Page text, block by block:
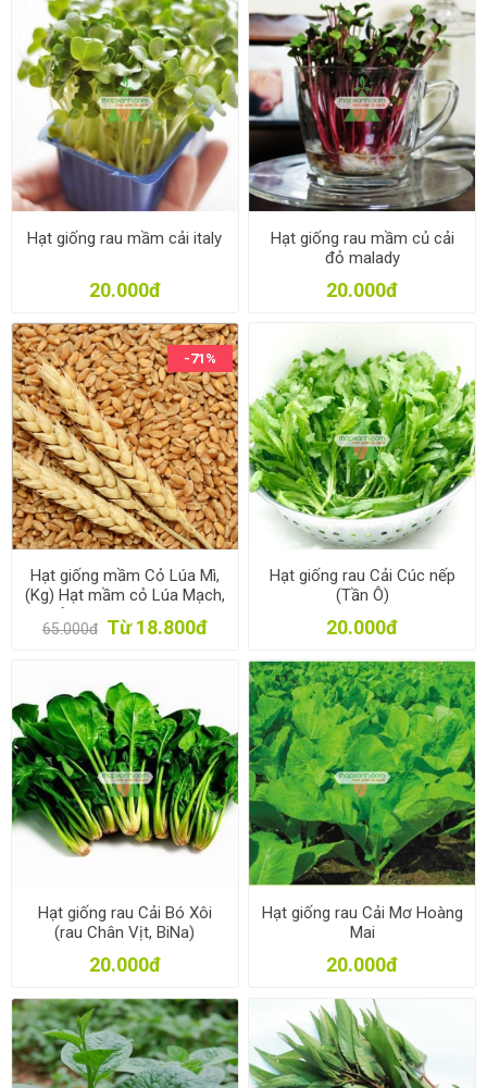
Hạt giống rau mầm cải italy
20.000đ
Hạt giống rau mầm củ cải
đỏ malady
20.000đ
-71%
Hạt giống mầm Cỏ Lúa Mì,
(Kg) Hạt mầm cỏ Lúa Mạch,
Cỏ mèo, Wheat grass
65.000đ Từ 18.800đ
Hạt giống rau Cải Cúc nếp
(Tần Ô)
20.000đ
Hạt giống rau Cải Bó Xôi
(rau Chân Vịt, BiNa)
20.000đ
Hạt giống rau Cải Mơ Hoàng
Mai
20.000đ